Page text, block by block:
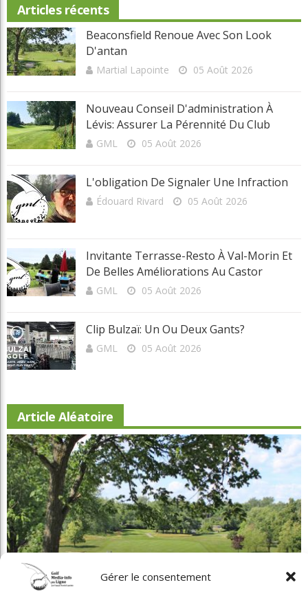
Gérer le consentement
Articles récents
Beaconsfield Renoue Avec Son Look
D'antan
Martial Lapointe 05 Août 2026
Nouveau Conseil D'administration À
Lévis: Assurer La Pérennité Du Club
GML 05 Août 2026
L'obligation De Signaler Une Infraction
Édouard Rivard 05 Août 2026
Invitante Terrasse-Resto À Val-Morin Et
De Belles Améliorations Au Castor
GML 05 Août 2026
Clip Bulzaï: Un Ou Deux Gants?
GML 05 Août 2026
Article Aléatoire